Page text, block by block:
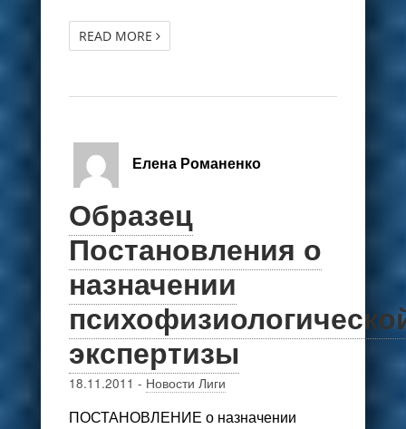
READ MORE
Елена Романенко
Образец
Постановления о
назначении
экспертизы
18.11.2011 - Новости Лиги
ПОСТАНОВЛЕНИЕ о назначении